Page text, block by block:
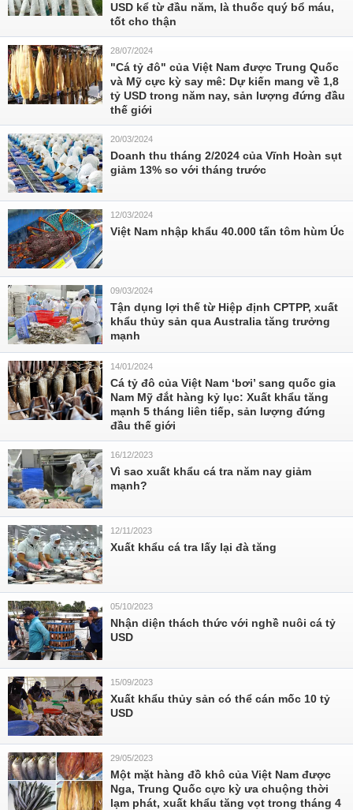
USD kể từ đầu năm, là thuốc quý bổ máu,
tốt cho thận
28/07/2024
"Cá tỷ đô" của Việt Nam được Trung Quốc
và Mỹ cực kỳ say mê: Dự kiến mang về 1,8
tỷ USD trong năm nay, sản lượng đứng đầu
thế giới
20/03/2024
Doanh thu tháng 2/2024 của Vĩnh Hoàn sụt
giảm 13% so với tháng trước
12/03/2024
Việt Nam nhập khẩu 40.000 tấn tôm hùm Úc
09/03/2024
Tận dụng lợi thế từ Hiệp định CPTPP, xuất
khẩu thủy sản qua Australia tăng trưởng
mạnh
14/01/2024
Cá tỷ đô của Việt Nam ‘bơi’ sang quốc gia
Nam Mỹ đắt hàng kỷ lục: Xuất khẩu tăng
mạnh 5 tháng liên tiếp, sản lượng đứng
đầu thế giới
16/12/2023
Vì sao xuất khẩu cá tra năm nay giảm
mạnh?
12/11/2023
Xuất khẩu cá tra lấy lại đà tăng
05/10/2023
Nhận diện thách thức với nghề nuôi cá tỷ
USD
15/09/2023
Xuất khẩu thủy sản có thể cán mốc 10 tỷ
USD
29/05/2023
Một mặt hàng đồ khô của Việt Nam được
Nga, Trung Quốc cực kỳ ưa chuộng thời
lạm phát, xuất khẩu tăng vọt trong tháng 4